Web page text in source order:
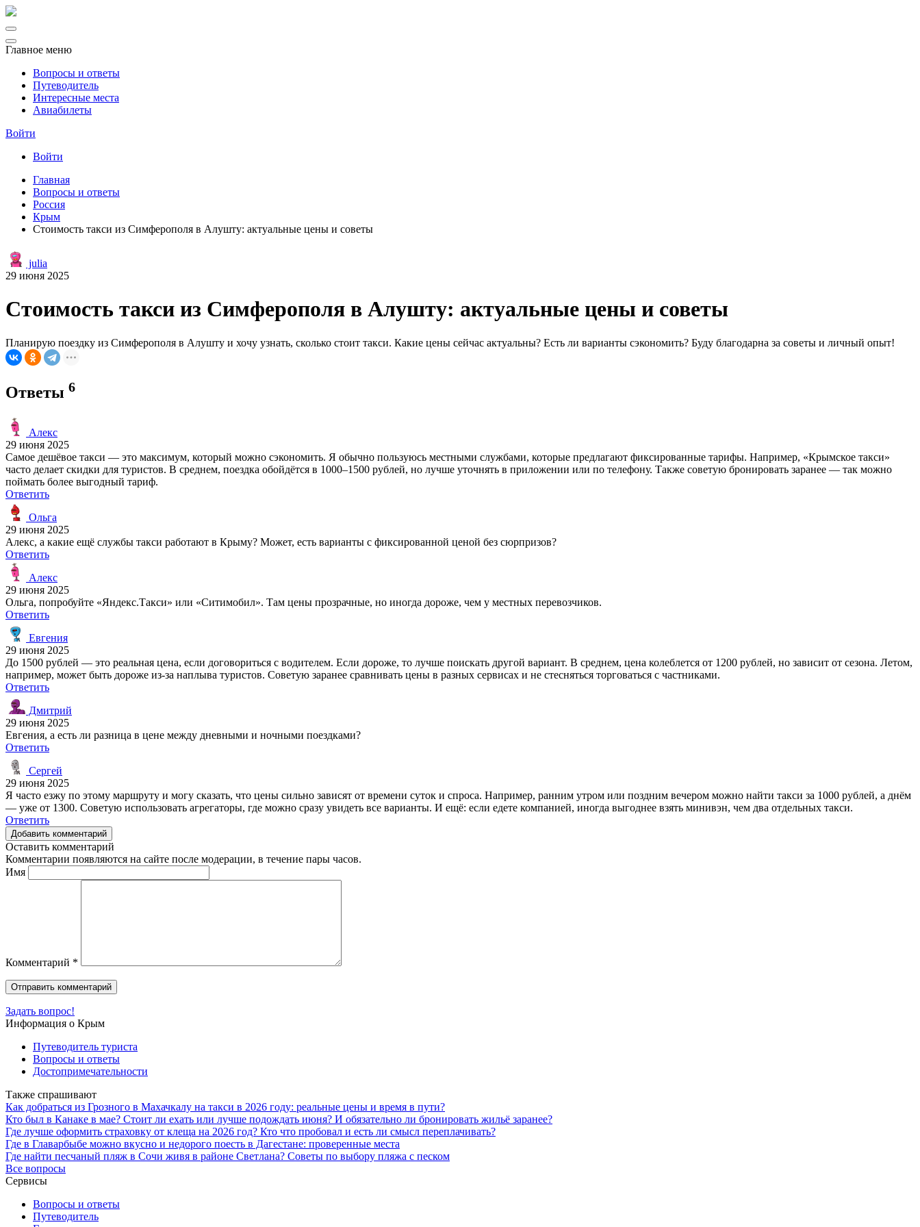
Главное меню
Вопросы и ответы
Путеводитель
Интересные места
Авиабилеты
Войти
Войти
Главная
Вопросы и ответы
Россия
Крым
Стоимость такси из Симферополя в Алушту: актуальные цены и советы
julia
29 июня 2025
Стоимость такси из Симферополя в Алушту: актуальные цены и советы
Планирую поездку из Симферополя в Алушту и хочу узнать, сколько стоит такси. Какие цены сейчас актуальны? Есть ли варианты сэкономить? Буду благодарна за советы и личный опыт!
Ответы 6
Алекс
29 июня 2025
Самое дешёвое такси — это максимум, который можно сэкономить. Я обычно пользуюсь местными службами, которые предлагают фиксированные тарифы. Например, «Крымское такси»
часто делает скидки для туристов. В среднем, поездка обойдётся в 1000–1500 рублей, но лучше уточнять в приложении или по телефону. Также советую бронировать заранее — так можно
поймать более выгодный тариф.
Ответить
Ольга
29 июня 2025
Алекс, а какие ещё службы такси работают в Крыму? Может, есть варианты с фиксированной ценой без сюрпризов?
Ответить
Алекс
29 июня 2025
Ольга, попробуйте «Яндекс.Такси» или «Ситимобил». Там цены прозрачные, но иногда дороже, чем у местных перевозчиков.
Ответить
Евгения
29 июня 2025
До 1500 рублей — это реальная цена, если договориться с водителем. Если дороже, то лучше поискать другой вариант. В среднем, цена колеблется от 1200 рублей, но зависит от сезона. Летом,
например, может быть дороже из-за наплыва туристов. Советую заранее сравнивать цены в разных сервисах и не стесняться торговаться с частниками.
Ответить
Дмитрий
29 июня 2025
Евгения, а есть ли разница в цене между дневными и ночными поездками?
Ответить
Сергей
29 июня 2025
Я часто езжу по этому маршруту и могу сказать, что цены сильно зависят от времени суток и спроса. Например, ранним утром или поздним вечером можно найти такси за 1000 рублей, а днём
— уже от 1300. Советую использовать агрегаторы, где можно сразу увидеть все варианты. И ещё: если едете компанией, иногда выгоднее взять минивэн, чем два отдельных такси.
Ответить
Добавить комментарий
Оставить комментарий
Комментарии появляются на сайте после модерации, в течение пары часов.
Имя
Комментарий *
Задать вопрос!
Информация о Крым
Путеводитель туриста
Вопросы и ответы
Достопримечательности
Также спрашивают
Как добраться из Грозного в Махачкалу на такси в 2026 году: реальные цены и время в пути?
Кто был в Канаке в мае? Стоит ли ехать или лучше подождать июня? И обязательно ли бронировать жильё заранее?
Где лучше оформить страховку от клеща на 2026 год? Кто что пробовал и есть ли смысл переплачивать?
Где в Главарбыбе можно вкусно и недорого поесть в Дагестане: проверенные места
Где найти песчаный пляж в Сочи живя в районе Светлана? Советы по выбору пляжа с песком
Все вопросы
Сервисы
Вопросы и ответы
Путеводитель